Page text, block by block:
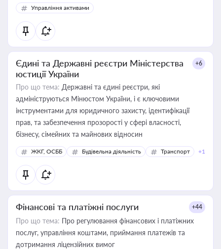
Управління активами
Єдині та Державні реєстри Міністерства
юстиції України
+6
Про що тема: Державні та єдині реєстри, які
адмініструються Мінюстом України, і є ключовими
інструментами для юридичного захисту, ідентифікації
прав, та забезпечення прозорості у сфері власності,
бізнесу, сімейних та майнових відносин
ЖКГ, ОСББ Будівельна діяльність Транспорт +1
Фінансові та платіжні послуги +44
Про що тема: Про регулювання фінансових і платіжних
послуг, управління коштами, приймання платежів та
дотримання ліцензійних вимог